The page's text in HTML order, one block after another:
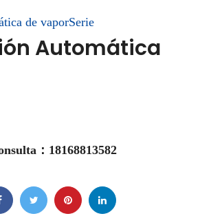
de vaporSerie
Automática
：18168813582